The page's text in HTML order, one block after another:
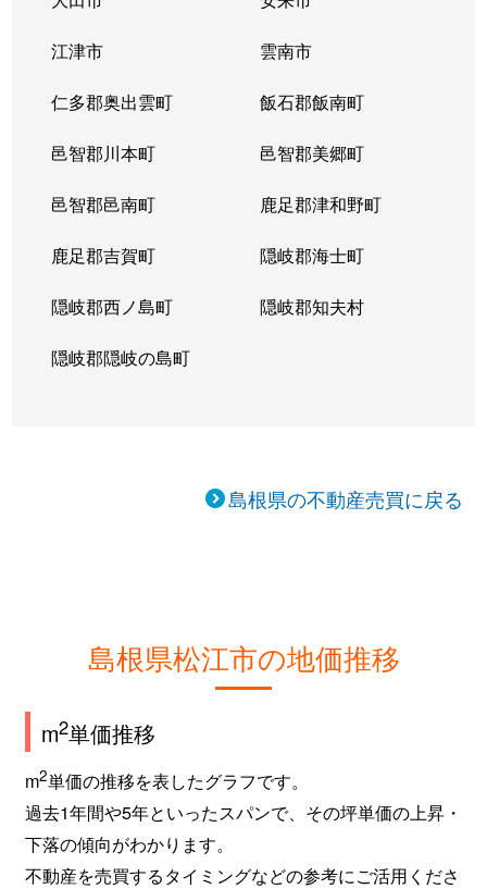
江津市 雲南市
仁多郡奥出雲町 飯石郡飯南町
邑智郡川本町 邑智郡美郷町
邑智郡邑南町 鹿足郡津和野町
鹿足郡吉賀町 隠岐郡海士町
隠岐郡西ノ島町 隠岐郡知夫村
隠岐郡隠岐の島町
島根県の不動産売買に戻る
島根県松江市の地価推移
m2単価推移
m2単価の推移を表したグラフです。
過去1年間や5年といったスパンで、その坪単価の上昇・
下落の傾向がわかります。
不動産を売買するタイミングなどの参考にご活用くださ